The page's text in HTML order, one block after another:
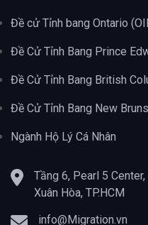
Đề cử Tỉnh bang Ontario
Đề Cử Tỉnh Bang Prince
Đề Cử Tỉnh Bang British
Đề Cử Tỉnh Bang New
Ngành Hộ Lý Cá Nhân
Tầng 6, Pearl 5
Xuân Hòa, TP.HCM
info@Migration.vn